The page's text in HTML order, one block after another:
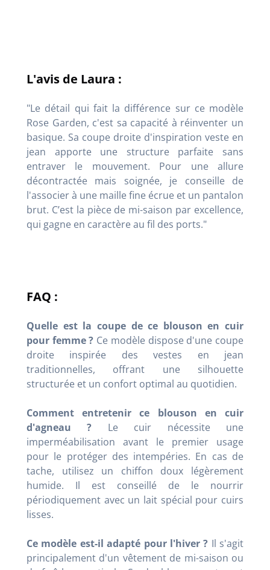
L'avis de Laura :
"Le détail qui fait la différence sur ce modèle
Rose Garden, c'est sa capacité à réinventer un
basique. Sa coupe droite d'inspiration veste en
jean apporte une structure parfaite sans
entraver le mouvement. Pour une allure
décontractée mais soignée, je conseille de
l'associer à une maille fine écrue et un pantalon
brut. C’est la pièce de mi-saison par excellence,
qui gagne en caractère au fil des ports."
FAQ :
Quelle est la coupe de ce blouson en cuir
pour femme ? Ce modèle dispose d'une coupe
droite inspirée des vestes en jean
traditionnelles, offrant une silhouette
structurée et un confort optimal au quotidien.
Comment entretenir ce blouson en cuir
d'agneau ? Le cuir nécessite une
imperméabilisation avant le premier usage
pour le protéger des intempéries. En cas de
tache, utilisez un chiffon doux légèrement
humide. Il est conseillé de le nourrir
périodiquement avec un lait spécial pour cuirs
lisses.
Ce modèle est-il adapté pour l'hiver ? Il s'agit
principalement d'un vêtement de mi-saison ou